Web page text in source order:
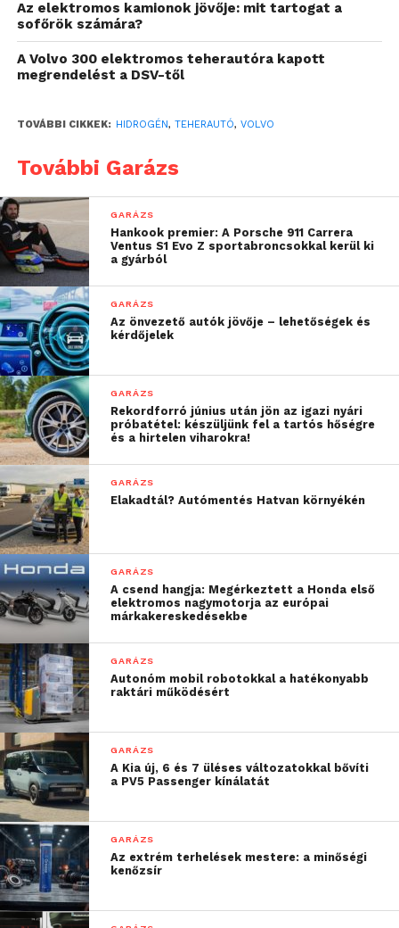
remek kiegészítései lesznek az akkumulátoros-
elektromos modelleinknek, amelyeket már több éve
értékesítünk a piacokon” – mondja Jan Hjelmgren, a
belsőégésű motorjait megújuló hidrogénezett
növényi olajjal (HVO) használva potenciálisan nettó
zéró CO
-kibocsátás érhető el, és ezen járművek
“Zéró Károsanyag-Kibocsátású” (ZEV) járműveknek
számítanak az Európai Unió új szén-dioxid-
kibocsátási sztenderdjei szerint.
“Világosan látszik, hogy a
nehézáru-szállítás
karbonsemlegesítéséhez
számos különböző
technikai megoldásra van
szükség. Globális
teherautó-gyártóként az
a feladatunk, hogy
ügyfeleinknek a
karbonsemlegesítési
megoldások széles
választékát tudjuk
felkínálni, amelyből
aztán a fuvarfeladat
jellege, az elérhető
infrastruktúra és a zöld
energia árainak fényében
ők maguk választják ki a
számunkra
legmegfelelőbbet” –
Az elektromos kamionok jövője: mit tartogat a
sofőrök számára?
A Volvo 300 elektromos teherautóra kapott
megrendelést a DSV-től
TOVÁBBI CIKKEK: HIDROGÉN, TEHERAUTÓ, VOLVO
További Garázs
GARÁZS
Hankook premier: A Porsche 911 Carrera
Ventus S1 Evo Z sportabroncsokkal kerül ki
a gyárból
GARÁZS
Az önvezető autók jövője – lehetőségek és
kérdőjelek
GARÁZS
Rekordforró június után jön az igazi nyári
próbatétel: készüljünk fel a tartós hőségre
és a hirtelen viharokra!
GARÁZS
Elakadtál? Autómentés Hatvan környékén
GARÁZS
A csend hangja: Megérkeztett a Honda első
elektromos nagymotorja az európai
márkakereskedésekbe
GARÁZS
Autonóm mobil robotokkal a hatékonyabb
raktári működésért
GARÁZS
A Kia új, 6 és 7 üléses változatokkal bővíti
a PV5 Passenger kínálatát
GARÁZS
Az extrém terhelések mestere: a minőségi
kenőzsír